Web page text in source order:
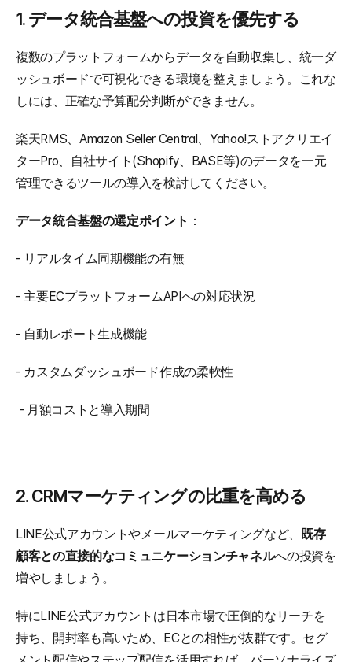
1. データ統合基盤への投資を優先する
複数のプラットフォームからデータを自動収集し、統一ダ
ッシュボードで可視化できる環境を整えましょう。これな
しには、正確な予算配分判断ができません。
楽天RMS、Amazon Seller Central、Yahoo!ストアクリエイ
ターPro、自社サイト(Shopify、BASE等)のデータを一元
管理できるツールの導入を検討してください。
データ統合基盤の選定ポイント ：
- リアルタイム同期機能の有無
- 主要ECプラットフォームAPIへの対応状況
- 自動レポート生成機能
- カスタムダッシュボード作成の柔軟性
- 月額コストと導入期間
2. CRMマーケティングの比重を高める
LINE公式アカウントやメールマーケティングなど、 既存
顧客との直接的なコミュニケーションチャネルへの投資を
増やしましょう。
特にLINE公式アカウントは日本市場で圧倒的なリーチを
持ち、開封率も高いため、ECとの相性が抜群です。セグ